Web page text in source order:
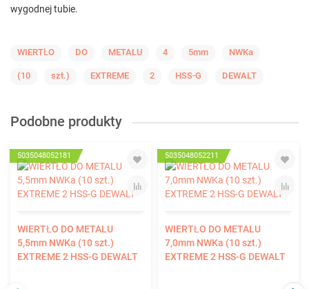
wygodnej tubie.
WIERTŁO DO METALU 4 5mm NWKa
(10 szt.) EXTREME 2 HSS-G DEWALT
Podobne produkty
5035048052181
WIERTŁO DO METALU
5,5mm NWKa (10 szt.)
EXTREME 2 HSS-G DEWALT
5035048052211
WIERTŁO DO METALU
7,0mm NWKa (10 szt.)
EXTREME 2 HSS-G DEWALT